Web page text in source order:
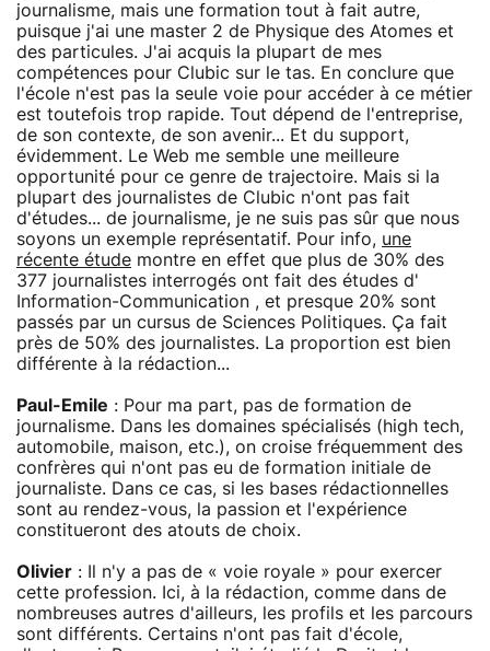
journalisme, mais une formation tout à fait autre,
puisque j'ai une master 2 de Physique des Atomes et
des particules. J'ai acquis la plupart de mes
compétences pour Clubic sur le tas. En conclure que
l'école n'est pas la seule voie pour accéder à ce métier
est toutefois trop rapide. Tout dépend de l'entreprise,
de son contexte, de son avenir... Et du support,
évidemment. Le Web me semble une meilleure
opportunité pour ce genre de trajectoire. Mais si la
plupart des journalistes de Clubic n'ont pas fait
d'études... de journalisme, je ne suis pas sûr que nous
soyons un exemple représentatif. Pour info, une
récente étude montre en effet que plus de 30% des
377 journalistes interrogés ont fait des études d'
Information-Communication , et presque 20% sont
passés par un cursus de Sciences Politiques. Ça fait
près de 50% des journalistes. La proportion est bien
différente à la rédaction...
Paul-Emile : Pour ma part, pas de formation de
journalisme. Dans les domaines spécialisés (high tech,
automobile, maison, etc.), on croise fréquemment des
confrères qui n'ont pas eu de formation initiale de
journaliste. Dans ce cas, si les bases rédactionnelles
sont au rendez-vous, la passion et l'expérience
constitueront des atouts de choix.
Olivier : Il n'y a pas de « voie royale » pour exercer
cette profession. Ici, à la rédaction, comme dans de
nombreuses autres d'ailleurs, les profils et les parcours
sont différents. Certains n'ont pas fait d'école,